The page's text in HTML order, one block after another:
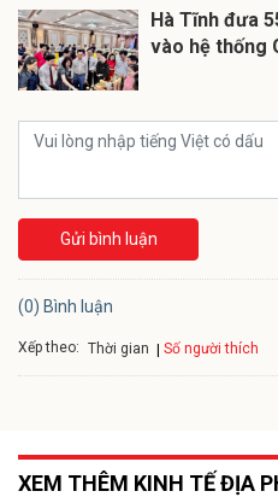
Hà Tĩnh đưa
vào hệ thống
Gửi bình luận
(0) Bình luận
Xếp theo: Thời gian Số người thích
XEM THÊM KINH TẾ ĐỊA